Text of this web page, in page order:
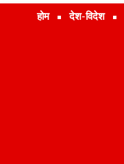
होम देश-विदेश